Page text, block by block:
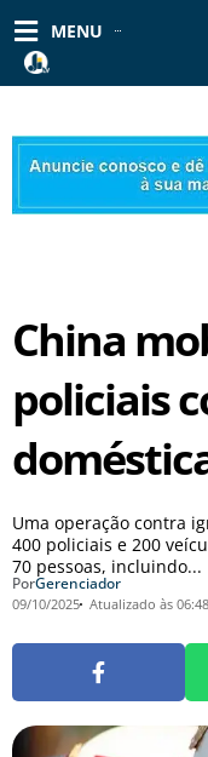
para
conteúdo
MENU
China
policiais
Uma operação contra
400 policiais e 200
70 pessoas, incluindo...
PorGerenciador
09/10/2025 Atualizado às 06:48